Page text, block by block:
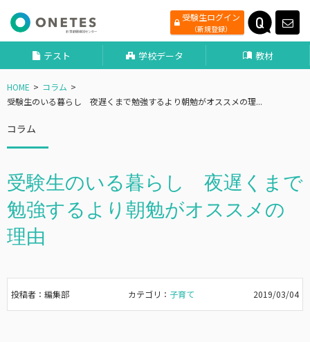
受験生ログイン
（新規登録）
テスト 学校データ 教材
HOME
コラム
受験生のいる暮らし 夜遅くまで勉強するより朝勉がオススメの理...
コラム
受験生のいる暮らし 夜遅くまで
勉強するより朝勉がオススメの
理由
投稿者：編集部 カテゴリ： 子育て 2019/03/04